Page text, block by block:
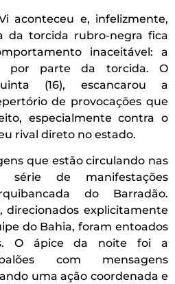
aconteceu e, infelizmente,
da torcida rubro-negra fica
inaceitável: a
por parte da torcida. O
(16), escancarou a
de provocações que
especialmente contra o
rival direto no estado.
que estão circulando nas
série de manifestações
do Barradão.
direcionados explicitamente
do Bahia, foram entoados
O ápice da noite foi a
com mensagens
uma ação coordenada e